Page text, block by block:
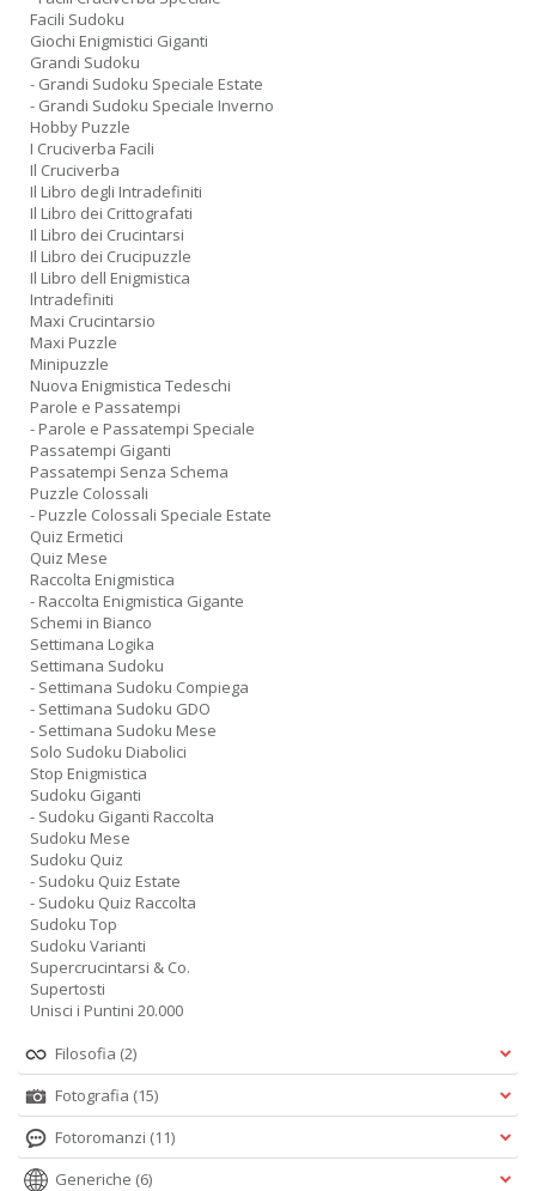
Facili Sudoku
Giochi Enigmistici Giganti
Grandi Sudoku
- Grandi Sudoku Speciale Estate
- Grandi Sudoku Speciale Inverno
Hobby Puzzle
I Cruciverba Facili
Il Cruciverba
Il Libro degli Intradefiniti
Il Libro dei Crittografati
Il Libro dei Crucintarsi
Il Libro dei Crucipuzzle
Il Libro dell Enigmistica
Intradefiniti
Maxi Crucintarsio
Maxi Puzzle
Minipuzzle
Nuova Enigmistica Tedeschi
Parole e Passatempi
- Parole e Passatempi Speciale
Passatempi Giganti
Passatempi Senza Schema
Puzzle Colossali
- Puzzle Colossali Speciale Estate
Quiz Ermetici
Quiz Mese
Raccolta Enigmistica
- Raccolta Enigmistica Gigante
Schemi in Bianco
Settimana Logika
Settimana Sudoku
- Settimana Sudoku Compiega
- Settimana Sudoku GDO
- Settimana Sudoku Mese
Solo Sudoku Diabolici
Stop Enigmistica
Sudoku Giganti
- Sudoku Giganti Raccolta
Sudoku Mese
Sudoku Quiz
- Sudoku Quiz Estate
- Sudoku Quiz Raccolta
Sudoku Top
Sudoku Varianti
Supercrucintarsi & Co.
Supertosti
Unisci i Puntini 20.000
Filosofia (2)
Fotografia (15)
Fotoromanzi (11)
Generiche (6)